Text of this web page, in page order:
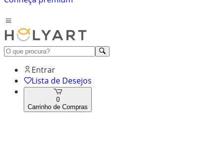
Entrar
Lista de Desejos
0
Carrinho de Compras